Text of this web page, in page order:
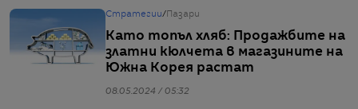
Стратегии/ Пазари
Като топъл хляб: Продажбите на
златни кюлчета в магазините на
Южна Корея растат
08.05.2024 / 05:32